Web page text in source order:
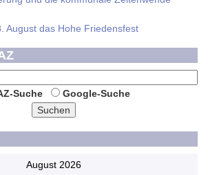
August das Hohe Friedensfest
Suche
Google-Suche
Suchen
August 2026